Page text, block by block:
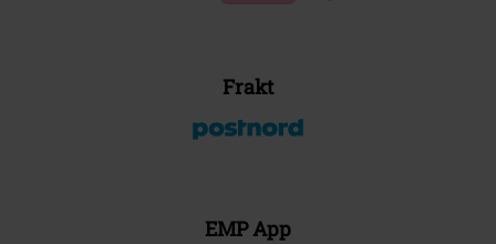
Frakt
EMP App